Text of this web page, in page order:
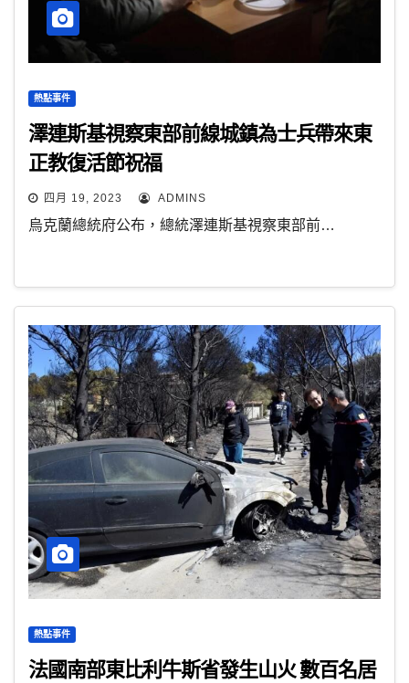
熱點事件
澤連斯基視察東部前線城鎮為士兵帶來東
正教復活節祝福
四月 19, 2023 ADMINS
烏克蘭總統府公布，總統澤連斯基視察東部前…
熱點事件
法國南部東比利牛斯省發生山火 數百名居